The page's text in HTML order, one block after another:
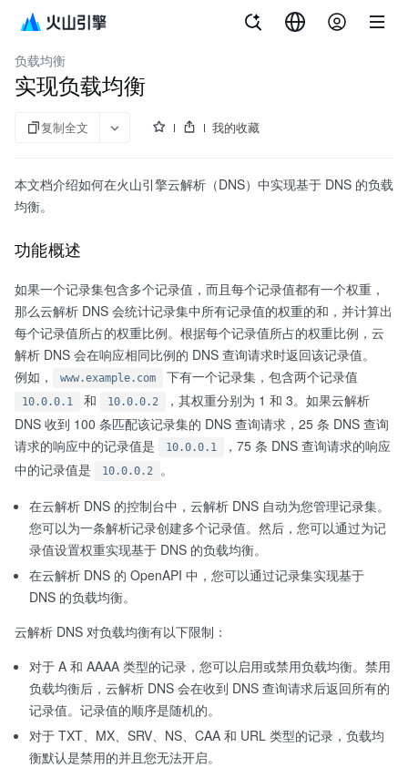
析 析
TrafficRoute DNS 套件
负载均衡
实现负载均衡
复制全文 我的收藏
本文档介绍如何在火山引擎云解析（DNS）中实现基于 DNS 的负载
均衡。
功能概述
如果一个记录集包含多个记录值，而且每个记录值都有一个权重，
那么云解析 DNS 会统计记录集中所有记录值的权重的和，并计算出
每个记录值所占的权重比例。根据每个记录值所占的权重比例，云
解析 DNS 会在响应相同比例的 DNS 查询请求时返回该记录值。
例如，
www.example.com 下有一个记录集，包含两个记录值
10.0.0.1 和 10.0.0.2
，其权重分别为 1 和 3。如果云解析
DNS 收到 100 条匹配该记录集的 DNS 查询请求，25 条 DNS 查询
请求的响应中的记录值是
10.0.0.1
，75 条 DNS 查询请求的响应
中的记录值是
10.0.0.2
。
在云解析 DNS 的控制台中，云解析 DNS 自动为您管理记录集。
您可以为一条解析记录创建多个记录值。然后，您可以通过为记
录值设置权重实现基于 DNS 的负载均衡。
在云解析 DNS 的 OpenAPI 中，您可以通过记录集实现基于
DNS 的负载均衡。
云解析 DNS 对负载均衡有以下限制：
对于 A 和 AAAA 类型的记录，您可以启用或禁用负载均衡。禁用
负载均衡后，云解析 DNS 会在收到 DNS 查询请求后返回所有的
记录值。记录值的顺序是随机的。
对于 TXT、MX、SRV、NS、CAA 和 URL 类型的记录，负载均
衡默认是禁用的并且您无法开启。